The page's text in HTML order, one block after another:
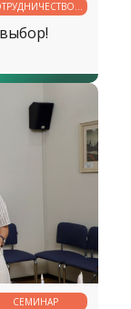
В
ОБРАЗОВАНИИ
СЕМИНАР